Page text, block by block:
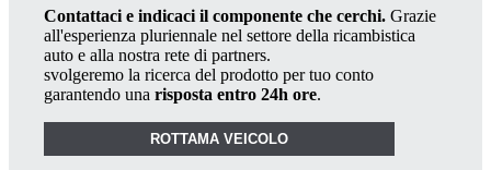
Contattaci e indicaci il componente che cerchi. Grazie
all'esperienza pluriennale nel settore della ricambistica
auto e alla nostra rete di partners.
svolgeremo la ricerca del prodotto per tuo conto
garantendo una risposta entro 24h ore.
ROTTAMA VEICOLO